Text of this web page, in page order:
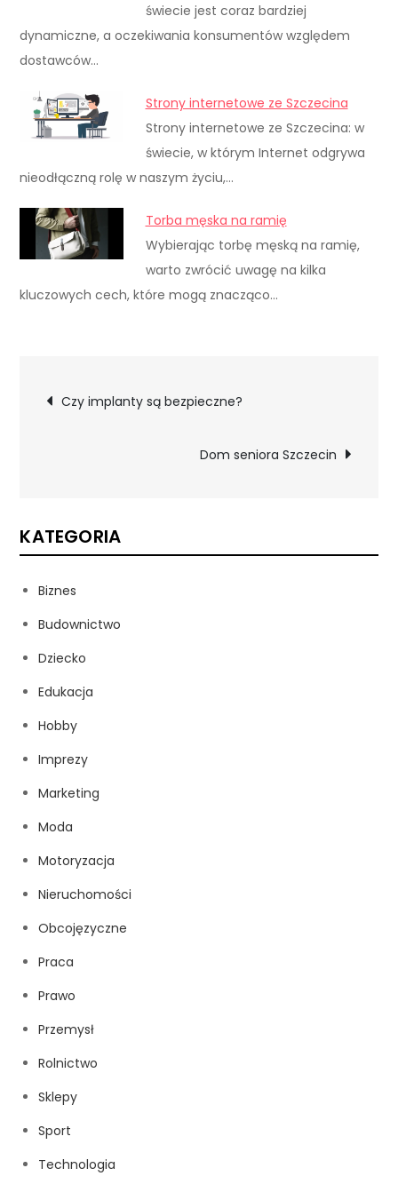
świecie jest coraz bardziej
dynamiczne, a oczekiwania konsumentów względem
dostawców…
Strony internetowe ze Szczecina
Strony internetowe ze Szczecina: w
świecie, w którym Internet odgrywa
nieodłączną rolę w naszym życiu,…
Torba męska na ramię
Wybierając torbę męską na ramię,
warto zwrócić uwagę na kilka
kluczowych cech, które mogą znacząco…
Nawigacja
Czy implanty są bezpieczne?
Dom seniora Szczecin
KATEGORIA
Biznes
Budownictwo
Dziecko
Edukacja
Hobby
Imprezy
Marketing
Moda
Motoryzacja
Nieruchomości
Obcojęzyczne
Praca
Prawo
Przemysł
Rolnictwo
Sklepy
Sport
Technologia